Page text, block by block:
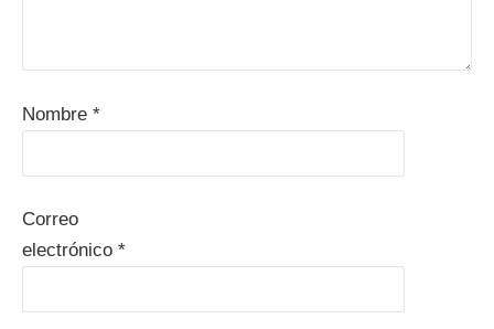
Nombre *
Correo
electrónico *